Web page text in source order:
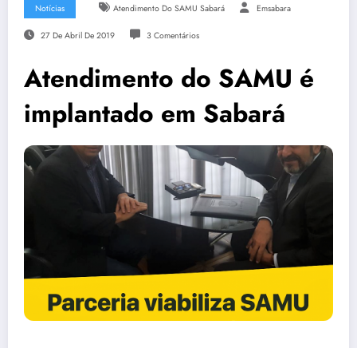
Notícias Atendimento Do SAMU Sabará Emsabara
27 De Abril De 2019 3 Comentários
Atendimento do SAMU é
implantado em Sabará